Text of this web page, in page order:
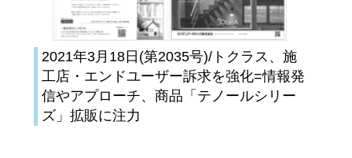
2021年3月18日(第2035号)/トクラス、施
工店・エンドユーザー訴求を強化=情報発
信やアプローチ、商品「テノールシリー
ズ」拡販に注力